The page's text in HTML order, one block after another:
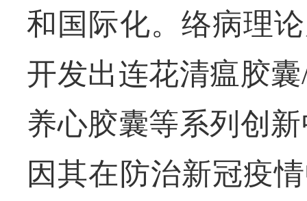
和国际化。络病理
开发出连花清瘟胶
养心胶囊等系列创
因其在防治新冠疫